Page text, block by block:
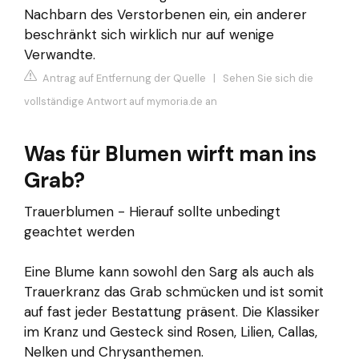
Nachbarn des Verstorbenen ein, ein anderer
beschränkt sich wirklich nur auf wenige
Verwandte.
Antrag auf Entfernung der Quelle | Sehen Sie sich die
vollständige Antwort auf mymoria.de an
Was für Blumen wirft man ins
Grab?
Trauerblumen - Hierauf sollte unbedingt
geachtet werden
Eine Blume kann sowohl den Sarg als auch als
Trauerkranz das Grab schmücken und ist somit
auf fast jeder Bestattung präsent. Die Klassiker
im Kranz und Gesteck sind Rosen, Lilien, Callas,
Nelken und Chrysanthemen.